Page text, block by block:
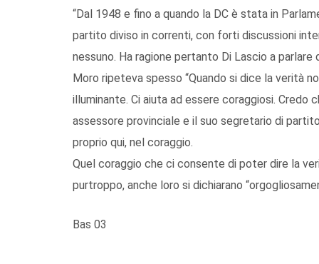
“Dal 1948 e fino a quando la DC è stata in
partito diviso in correnti, con forti discussioni
nessuno. Ha ragione pertanto Di Lascio a
Moro ripeteva spesso “Quando si dice la verità
illuminante. Ci aiuta ad essere coraggiosi.
assessore provinciale e il suo segretario di
proprio qui, nel coraggio.
Quel coraggio che ci consente di poter dire la
purtroppo, anche loro si dichiarano
Bas 03